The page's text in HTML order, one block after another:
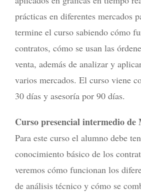
prácticas en diferentes mercados
termine el curso sabiendo cómo
contratos, cómo se usan las
venta, además de analizar y
varios mercados. El curso viene
30 días y asesoría por 90 días.
Curso presencial intermedio
Para este curso el alumno debe
conocimiento básico de los
veremos cómo funcionan los
de análisis técnico y cómo se